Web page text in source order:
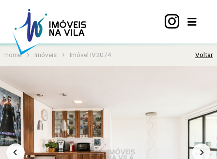
Home
Vila
Mariana
Imóveis
Viva
Vila
Home Imóveis Imóvel IV2074 Voltar